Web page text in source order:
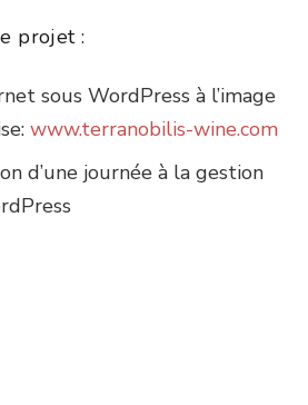
projet :
sous WordPress à l’image
www.terranobilis-wine.com
d’une journée à la gestion